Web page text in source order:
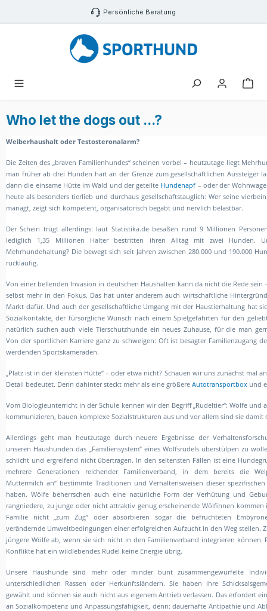
Zum Hauptinhalt springen Persönliche Beratung
Who let the dogs out ...?
Weiberhaushalt oder Testosteronalarm?
Die Zeiten des „braven Familienhundes“ scheinen vorbei – heutzutage liegt
man früher ab drei Hunden hart an der Grenze zum gesellschaftlichen Aussteiger
dann die einsame Hütte im Wald und der geteilte Hundenapf – oder der
heute als besonders tierlieb und durchaus gesellschaftstauglich: Wer seine
managt, zeigt sich kompetent, organisatorisch begabt und nervlich belastbar.
Der Schein trügt allerdings: laut Statistika.de besaßen rund 9 Millionen
lediglich 1,35 Millionen Halter bestritten ihren Alltag mit zwei Hunden.
Mehrhundehaltung? Die bewegt sich seit Jahren zwischen 280.000 und 190.000
rückläufig.
Von einer bellenden Invasion in deutschen Haushalten kann da nicht die Rede sein
selbst mehr in den Fokus. Das hat unter anderem auch wirtschaftliche
Markt dafür. Und auch der gesellschaftliche Umgang mit der Haustierhaltung hat
Sozialkontakte, der fürsorgliche Wunsch nach einem Spielgefährten für den
natürlich suchen auch viele Tierschutzhunde ein neues Zuhause, für die man
Von der sportlichen Karriere ganz zu schweigen: Oft ist besagter Familienzugang
werdenden Sportskameraden.
„Platz ist in der kleinsten Hütte“ – oder etwa nicht? Schauen wir uns zunächst mal
Detail bedeutet. Denn dahinter steckt mehr als eine größere Autotransportbox und
Vom Biologieunterricht in der Schule kennen wir den Begriff „Rudeltier“: Wölfe
kommunizieren, bauen komplexe Sozialstrukturen aus und vor allem sind sie damit
Allerdings geht man heutzutage durch neuere Ergebnisse der
unseren Haushunden das „Familiensystem“ eines Wolfsrudels überstülpen zu
schlicht und ergreifend nicht übertragen. In den seltensten Fällen ist eine
mehrere Generationen reichender Familienverband, in dem bereits die
Muttermilch an“ bestimmte Traditionen und Verhaltensweisen dieser
haben. Wölfe beherrschen auch eine natürliche Form der Verhütung und
rangniedere, zu junge oder nicht attraktiv genug erscheinende Wölfinnen kommen
Familie nicht „zum Zug“ oder absorbieren sogar die befruchteten
verändernde Umweltbedingungen einer erfolgreichen Aufzucht in den Weg stellen.
jüngere Wölfe ab, wenn sie sich nicht in den Familienverband integrieren können.
Konflikte hat ein wildlebendes Rudel keine Energie übrig.
Unsere Haushunde sind mehr oder minder bunt zusammengewürfelte
unterschiedlichen Rassen oder Herkunftsländern. Sie haben ihre
gewählt und können sie auch nicht aus eigenem Antrieb verlassen. Das erfordert
an Sozialkompetenz und Anpassungsfähigkeit, denn: dauerhafte Antipathie und